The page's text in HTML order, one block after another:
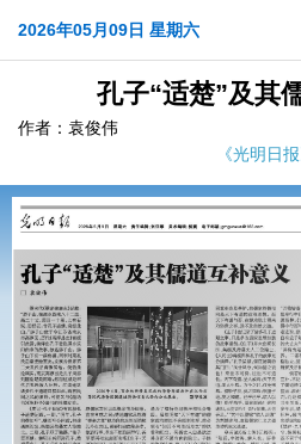
2026年05月09日 星期六
孔子“适楚”及其
作者：袁俊伟
《光明日